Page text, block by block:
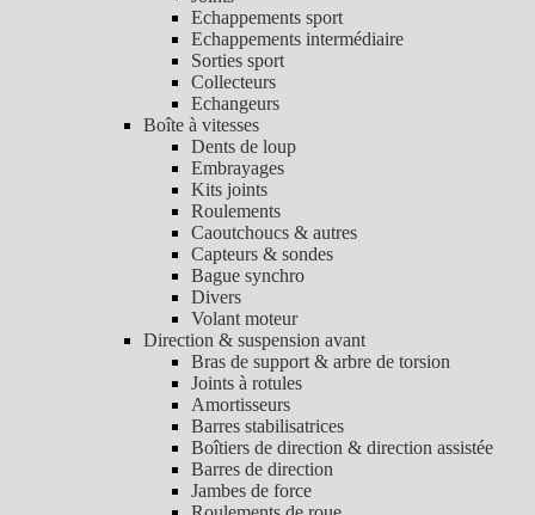
Echappements sport
Echappements intermédiaire
Sorties sport
Collecteurs
Echangeurs
Boîte à vitesses
Dents de loup
Embrayages
Kits joints
Roulements
Caoutchoucs & autres
Capteurs & sondes
Bague synchro
Divers
Volant moteur
Direction & suspension avant
Bras de support & arbre de torsion
Joints à rotules
Amortisseurs
Barres stabilisatrices
Boîtiers de direction & direction assistée
Barres de direction
Jambes de force